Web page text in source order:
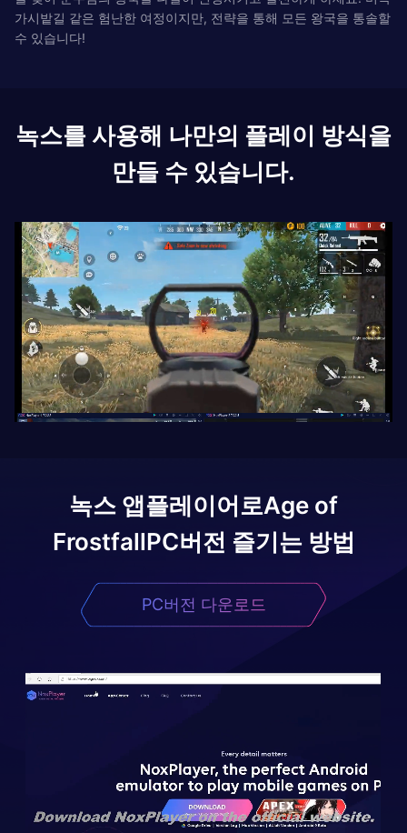
가시밭길 같은 험난한 여정이지만, 전략을 통해 모든 왕국을 통솔할
수 있습니다!
녹스를 사용해 나만의 플레이 방식을
만들 수 있습니다.
녹스 앱플레이어로Age of
FrostfallPC버전 즐기는 방법
PC버전 다운로드